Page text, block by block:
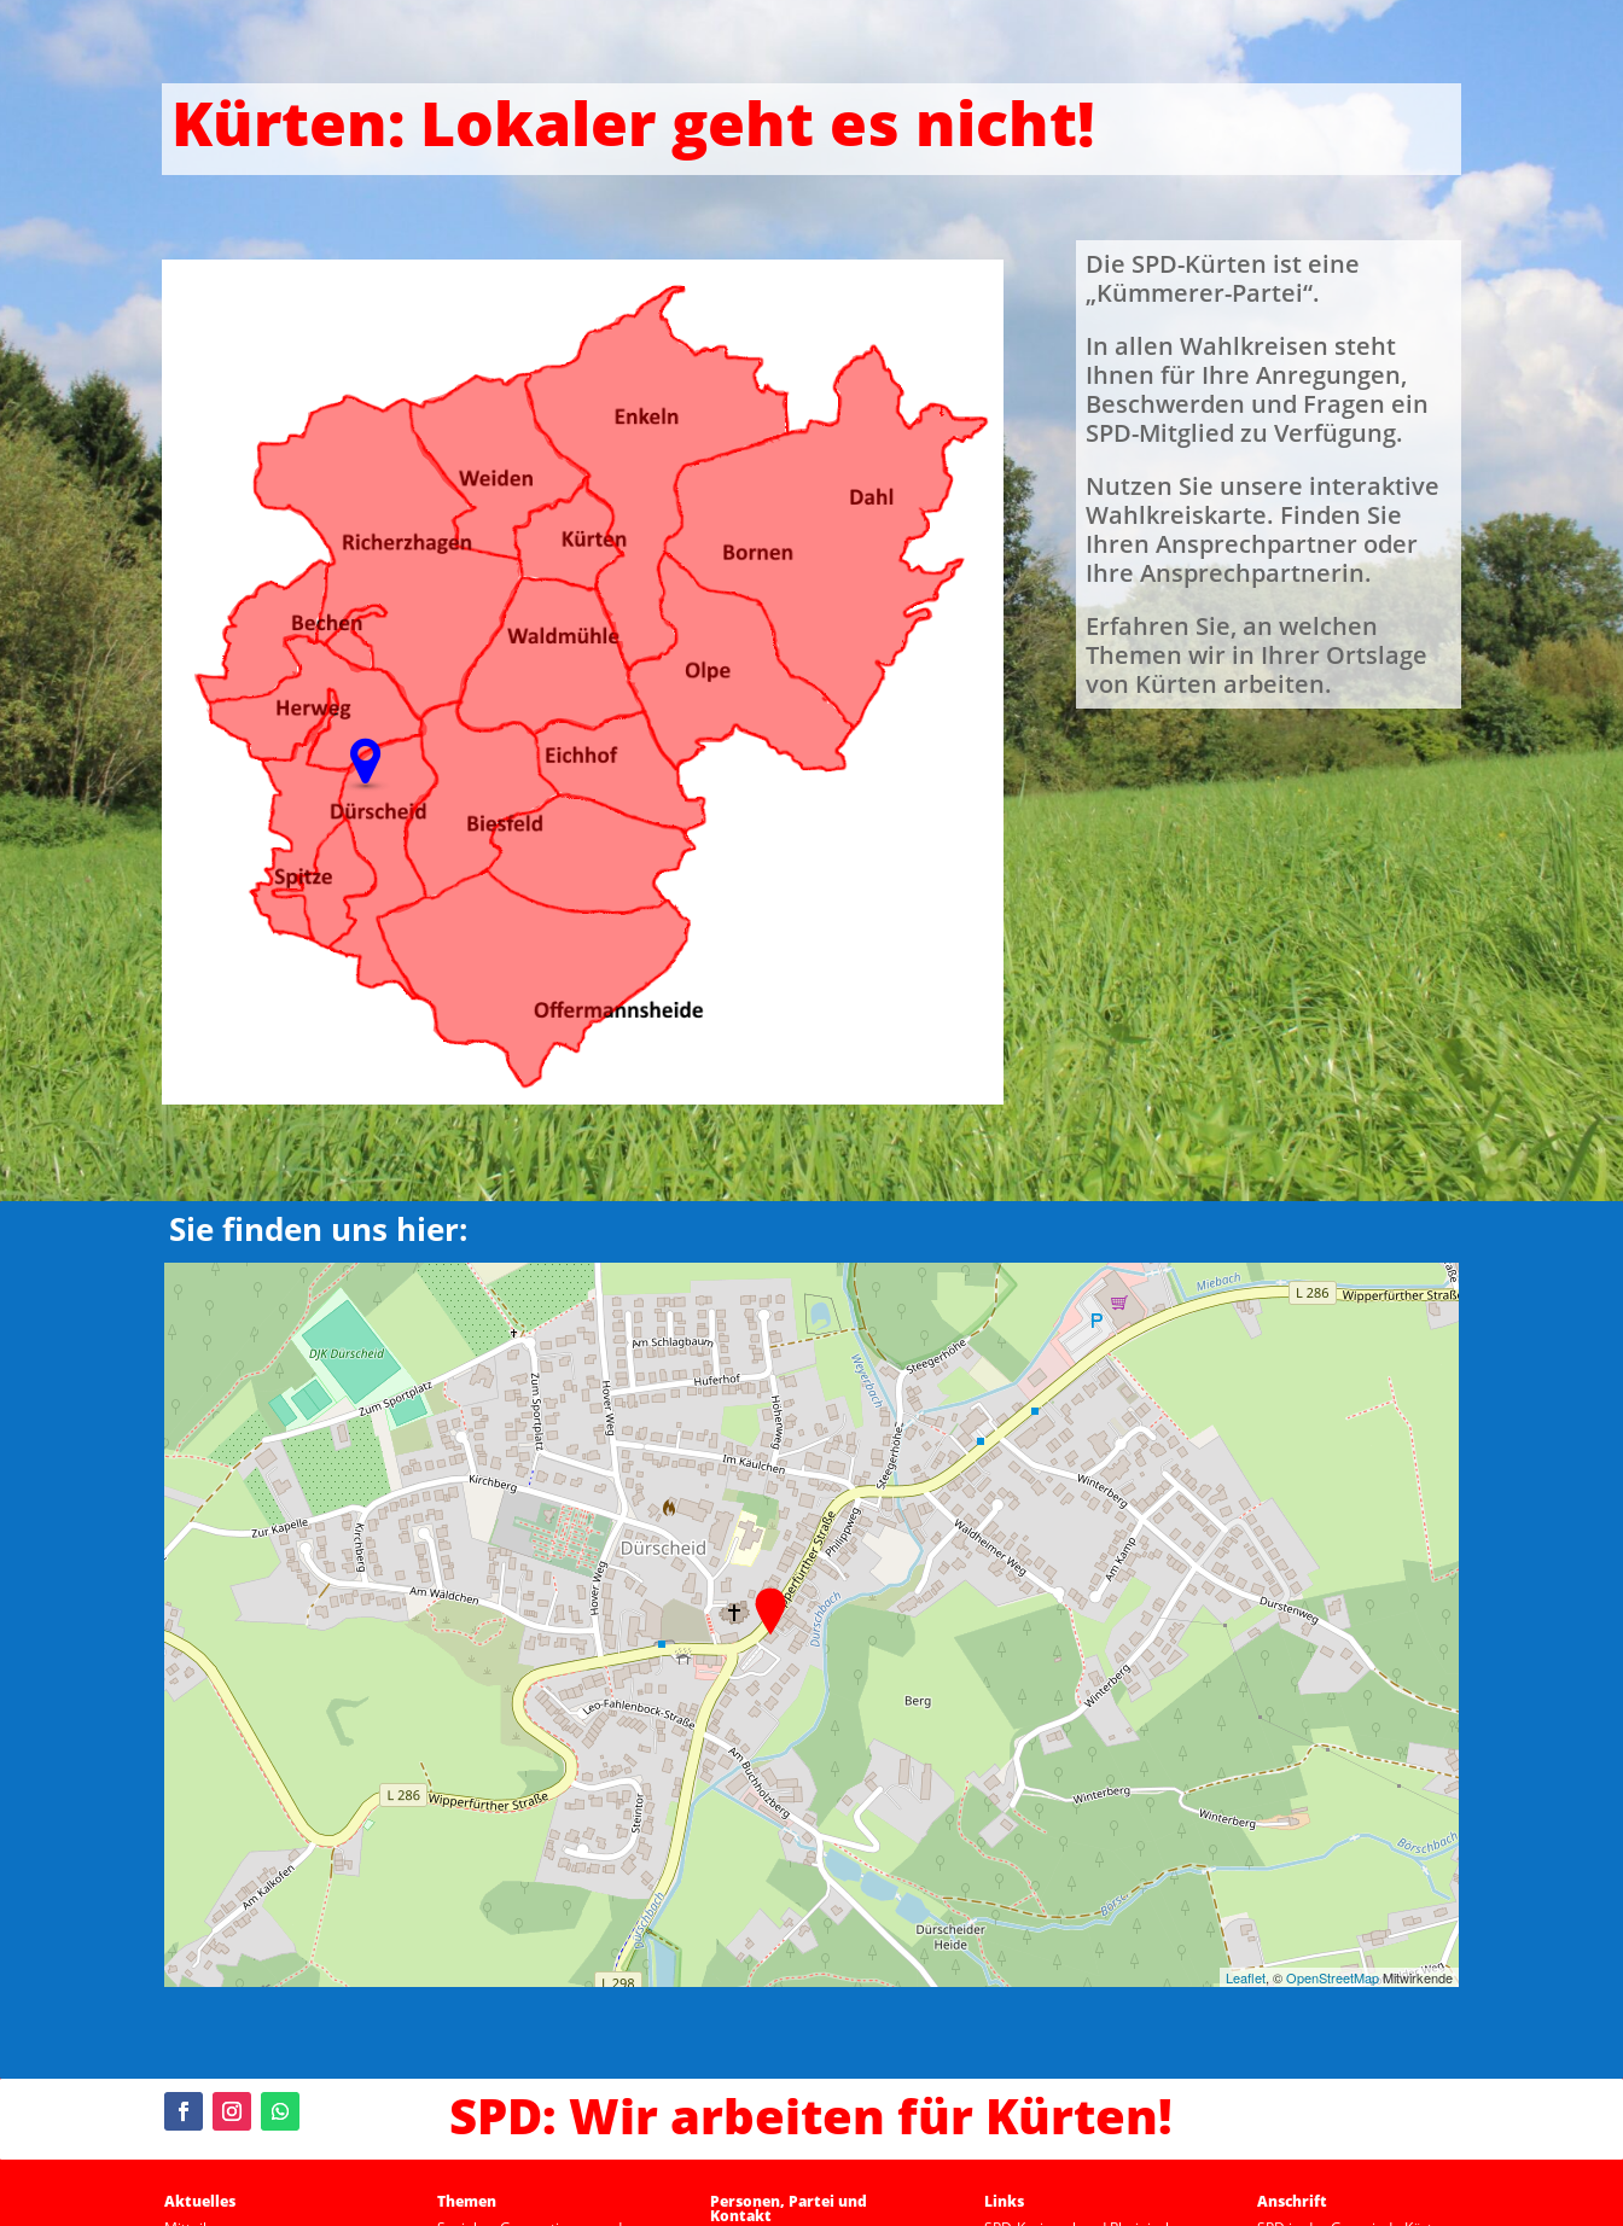
Kürten: Lokaler geht es nicht!
Die SPD-Kürten ist eine
„Kümmerer-Partei“.
In allen Wahlkreisen steht
Ihnen für Ihre Anregungen,
Beschwerden und Fragen ein
SPD-Mitglied zu Verfügung.
Nutzen Sie unsere interaktive
Wahlkreiskarte. Finden Sie
Ihren Ansprechpartner oder
Ihre Ansprechpartnerin.
Erfahren Sie, an welchen
Themen wir in Ihrer Ortslage
von Kürten arbeiten.
Sie finden uns hier:
Leaflet, ©OpenStreetMapMitwirkende
SPD: Wir arbeiten für Kürten!
Aktuelles
Themen
Personen, Partei und
Kontakt
Links
Anschrift